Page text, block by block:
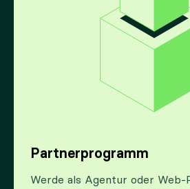
Partnerprogramm
Werde als Agentur oder Web-